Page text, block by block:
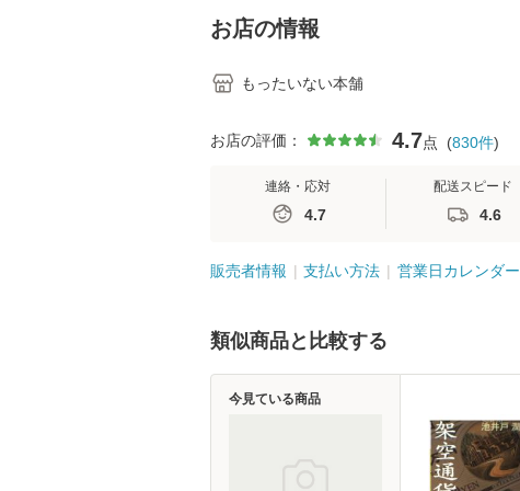
堂 [単行
お店の情報
もったいない本舗
お店の評価： 4.7点 (830件)
連絡・応対
4.7
配送スピード
4.6
販売者情報 支払い方法 営業日カレンダー
類似商品と比較する
今見ている商品